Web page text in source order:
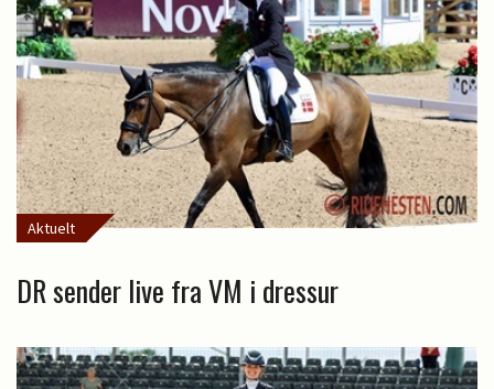
Aktuelt
DR sender live fra VM i dressur